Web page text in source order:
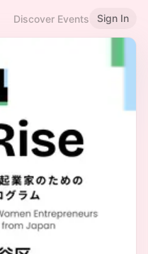
Discover Events Sign In